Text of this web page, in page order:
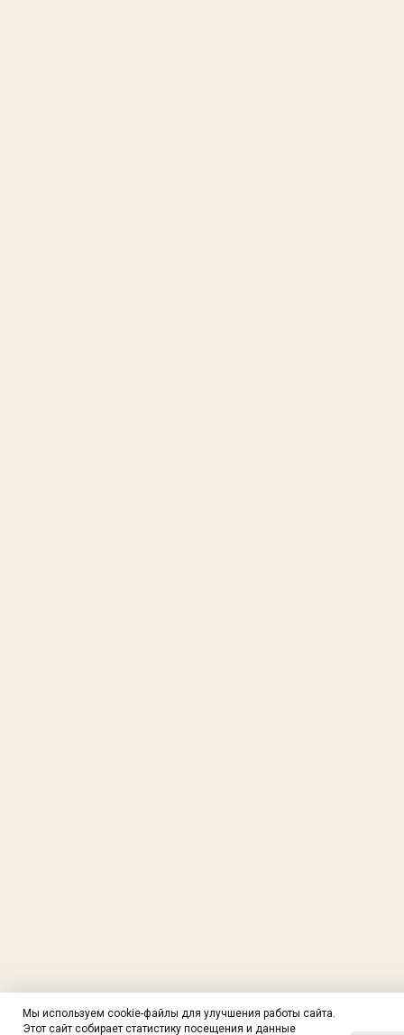
Мы используем cookie-файлы для улучшения работы сайта.
Этот сайт собирает статистику посещения и данные